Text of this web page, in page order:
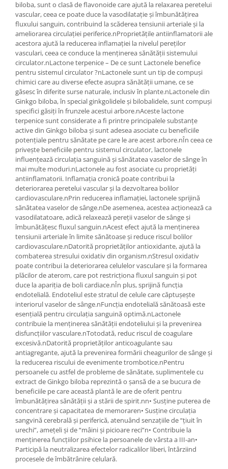
biloba, sunt o clasă de flavonoide care ajută la relaxarea peretelui
vascular, ceea ce poate duce la vasodilatație și îmbunătățirea
fluxului sanguin, contribuind la scăderea tensiunii arteriale și la
ameliorarea circulației periferice.nProprietățile antiinflamatorii ale
acestora ajută la reducerea inflamației la nivelul pereților
vasculari, ceea ce conduce la menținerea sănătății sistemului
circulator.nLactone terpenice – De ce sunt Lactonele benefice
pentru sistemul circulator ?nLactonele sunt un tip de compuși
chimici care au diverse efecte asupra sănătății umane, ce se
găsesc în diferite surse naturale, inclusiv în plante.nLactonele din
Ginkgo biloba, în special ginkgolidele și bilobalidele, sunt compuși
specifici găsiți în frunzele acestui arbore.nAceste lactone
terpenice sunt considerate a fi printre principalele substanțe
active din Ginkgo biloba și sunt adesea asociate cu beneficiile
potențiale pentru sănătate pe care le are acest arbore.nÎn ceea ce
privește beneficiile pentru sistemul circulator, lactonele
influențează circulația sanguină și sănătatea vaselor de sânge în
mai multe moduri.nLactonele au fost asociate cu proprietăți
antiinflamatorii. Inflamația cronică poate contribui la
deteriorarea peretelui vascular și la dezvoltarea bolilor
cardiovasculare.nPrin reducerea inflamației, lactonele sprijină
sănătatea vaselor de sânge.nDe asemenea, acestea acționează ca
vasodilatatoare, adică relaxează pereții vaselor de sânge și
îmbunătățesc fluxul sanguin.nAcest efect ajută la menținerea
tensiunii arteriale în limite sănătoase și reduce riscul bolilor
cardiovasculare.nDatorită proprietăților antioxidante, ajută la
combaterea stresului oxidativ din organism.nStresul oxidativ
poate contribui la deteriorarea celulelor vasculare și la formarea
plăcilor de aterom, care pot restricționa fluxul sanguin și pot
duce la apariția de boli cardiace.nÎn plus, sprijină funcția
endotelială. Endoteliul este stratul de celule care căptușește
interiorul vaselor de sânge.nFuncția endotelială sănătoasă este
esențială pentru circulația sanguină optimă.nLactonele
contribuie la menținerea sănătății endoteliului și la prevenirea
disfuncțiilor vasculare.nTotodată, reduc riscul de coagulare
excesivă.nDatorită proprietăților anticoagulante sau
antiagregante, ajută la prevenirea formării cheagurilor de sânge și
la reducerea riscului de evenimente trombotice.nPentru
persoanele cu astfel de probleme de sănătate, suplimentele cu
extract de Ginkgo biloba reprezintă o șansă de a se bucura de
beneficiile pe care această plantă le are de oferit pentru
îmbunătățirea sănătății și a stării de spirit.nn• Susține puterea de
concentrare și capacitatea de memoraren• Susține circulația
sangvină cerebrală și periferică, atenuând senzațiile de “țiuit în
urechi”, amețeli și de “mâini și picioare reci”n• Contribuie la
menținerea funcțiilor psihice la persoanele de vârsta a III-an•
Participă la neutralizarea efectelor radicalilor liberi, întârziind
procesele de îmbătrânire celulară.